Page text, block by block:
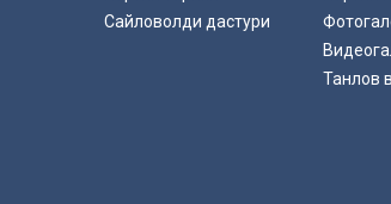
Сайловолди дастури
Танлов